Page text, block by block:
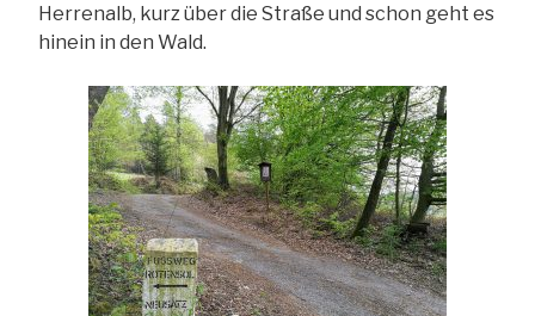
Herrenalb, kurz über die Straße und schon geht es
hinein in den Wald.